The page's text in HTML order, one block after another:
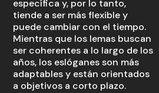
específica y, por lo tanto,
tiende a ser más flexible y
puede cambiar con el tiempo.
Mientras que los lemas buscan
ser coherentes a lo largo de los
años, los eslóganes son más
adaptables y están orientados
a objetivos a corto plazo.